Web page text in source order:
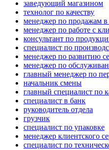
заведующий магазином
технолог по качеству
менеджер по продажам в
менеджер по работе с
консультант по
специалист по
менеджер по развитию
менеджер по
главный менеджер по
начальник смены
главный специалист по
специалист в банк
руководитель отдела
грузчик
специалист по упаковке
менеджер клиентского
специалист по